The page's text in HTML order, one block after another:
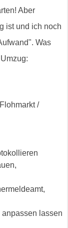
Aber
ist und ich noch
Was
/
anpassen lassen